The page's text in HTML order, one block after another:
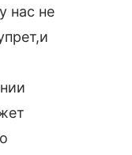
нас не